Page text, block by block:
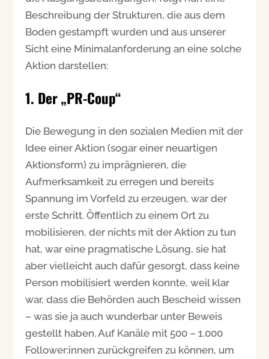
Beschreibung der Strukturen, die aus dem
Boden gestampft wurden und aus unserer
Sicht eine Minimalanforderung an eine solche
Aktion darstellen:
1. Der „PR-Coup“
Die Bewegung in den sozialen Medien mit der
Idee einer Aktion (sogar einer neuartigen
Aktionsform) zu imprägnieren, die
Aufmerksamkeit zu erregen und bereits
Spannung im Vorfeld zu erzeugen, war der
erste Schritt. Öffentlich zu einem Ort zu
mobilisieren, der nichts mit der Aktion zu tun
hat, war eine pragmatische Lösung, sie hat
aber vielleicht auch dafür gesorgt, dass keine
Person mobilisiert werden konnte, weil klar
war, dass die Behörden auch Bescheid wissen
– was sie ja auch wunderbar unter Beweis
gestellt haben. Auf Kanäle mit 500 – 1.000
Follower:innen zurückgreifen zu können, um